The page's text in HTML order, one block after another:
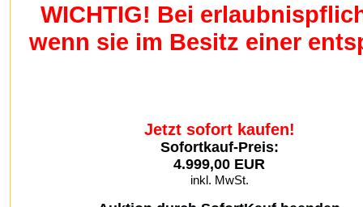
WICHTIG! Bei
wenn sie im Besitz einer
Jetzt sofort kaufen!
Sofortkauf-Preis:
4.999,00 EUR
inkl. MwSt.